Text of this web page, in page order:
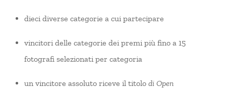
dieci diverse categorie a cui partecipare
vincitori delle categorie dei premi più fino a 15
fotografi selezionati per categoria
un vincitore assoluto riceve il titolo di Open